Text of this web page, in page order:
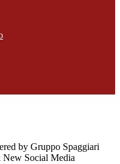
by Gruppo Spaggiari
Social Media